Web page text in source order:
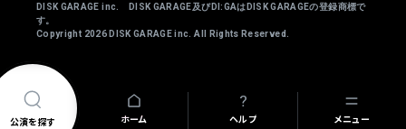
公演を探す ホーム ヘルプ メニュー
DISK GARAGE inc. DISK GARAGE及びDI:GAはDISK GARAGEの登録商標で
す。
Copyright 2026 DISK GARAGE inc. All Rights Reserved.